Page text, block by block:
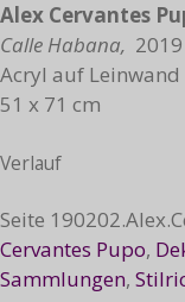
Alex Cervantes
Calle Habana, 2019
Acryl auf Leinwand
51 x 71 cm
Verlauf
Seite
Cervantes Pupo,
Sammlungen,